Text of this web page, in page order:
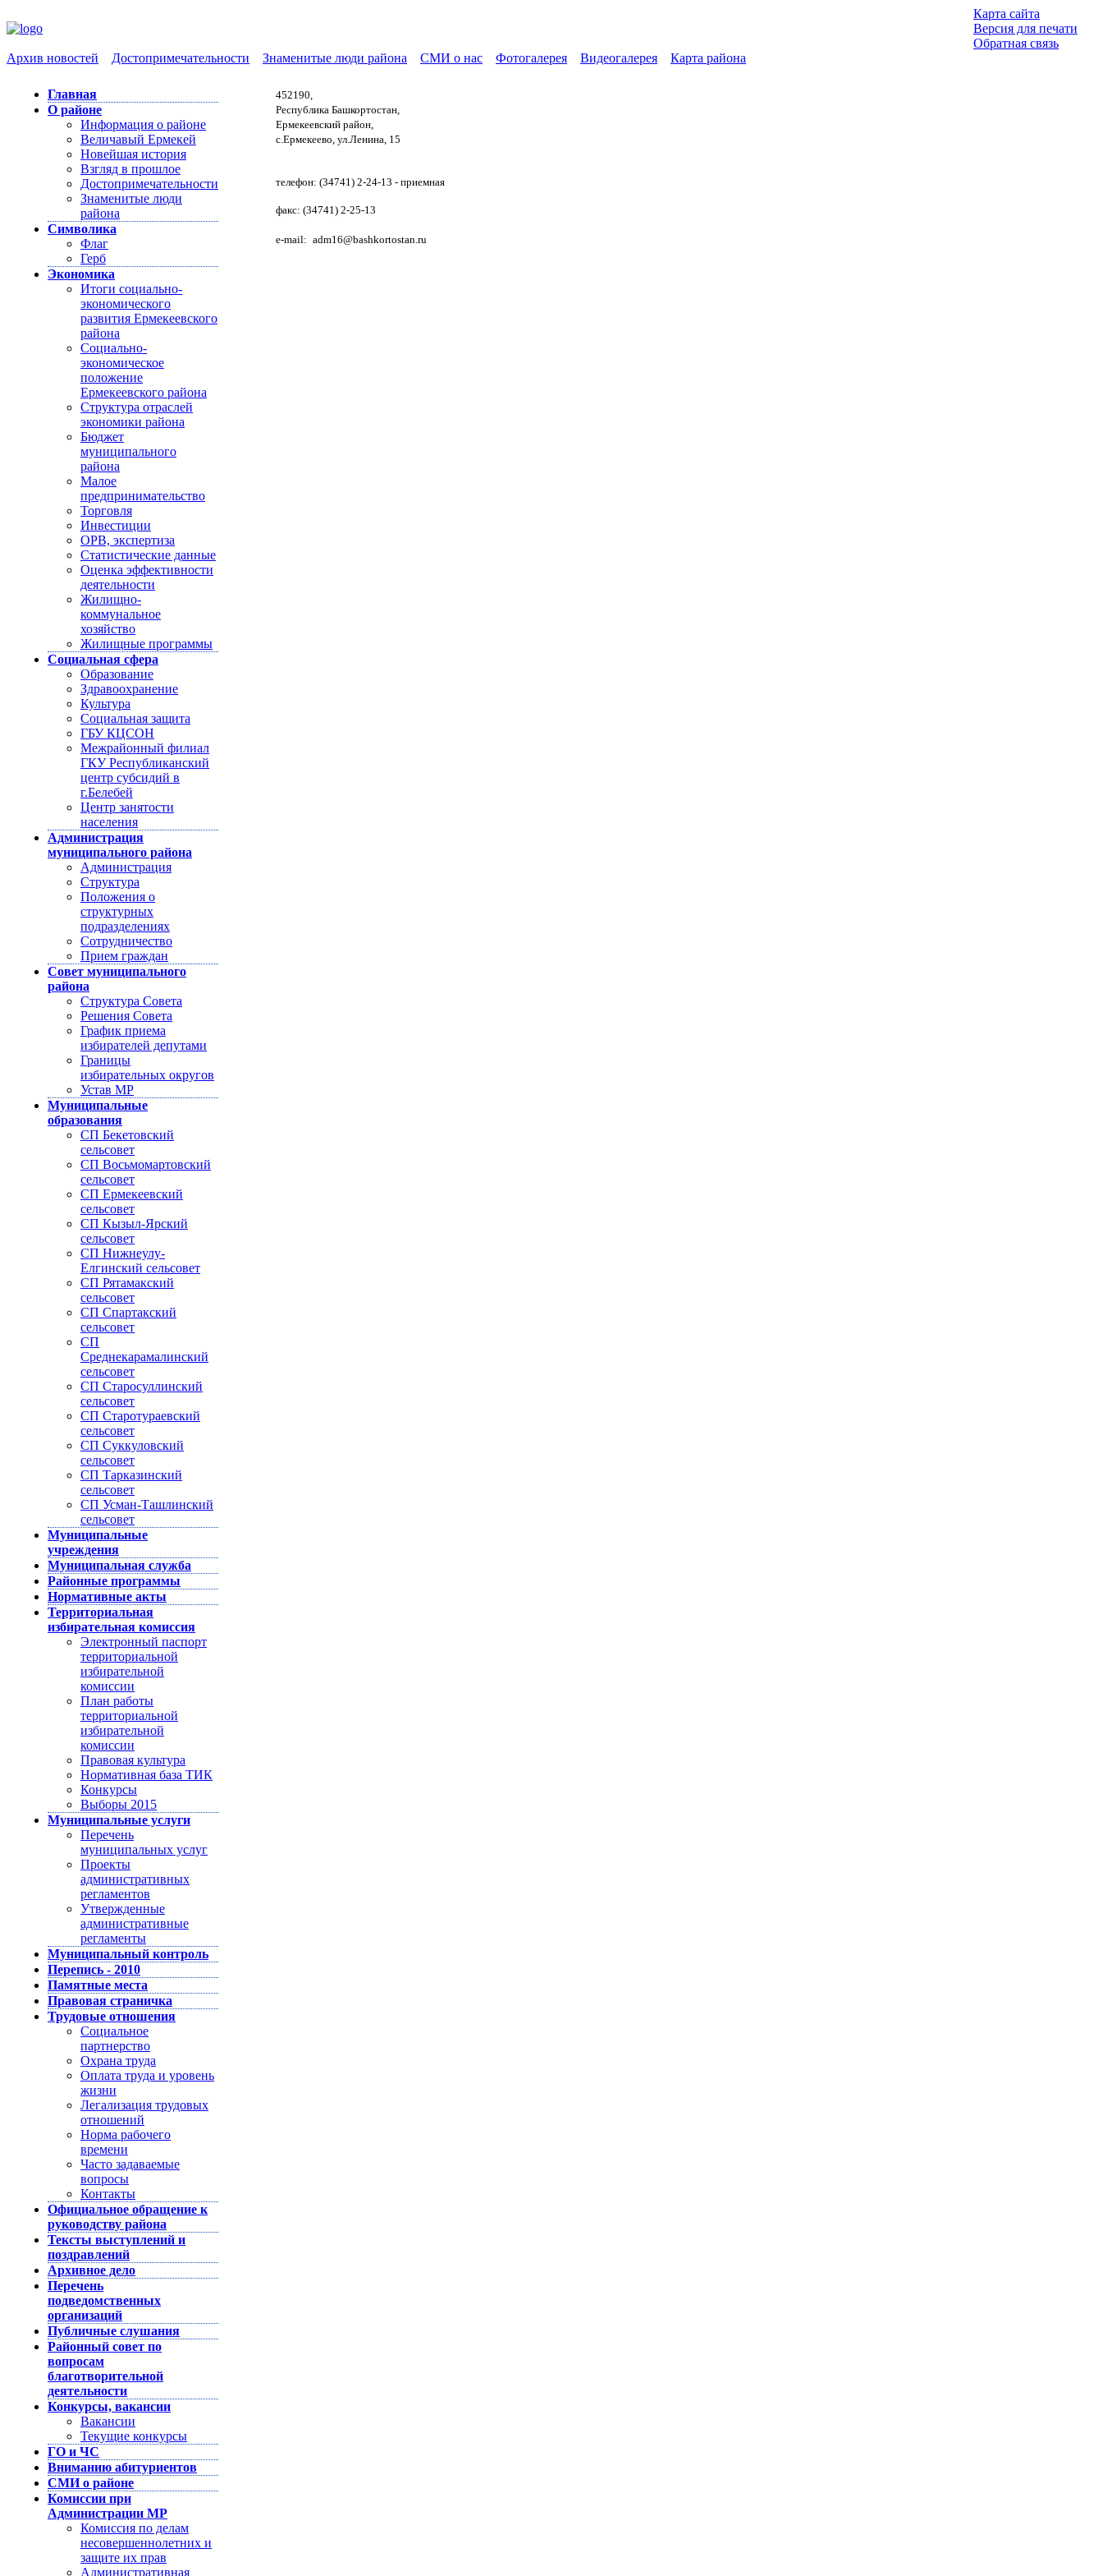
Карта сайта
Версия для печати
Обратная связь
Архив новостей
Достопримечательности Знаменитые люди района СМИ о нас Фотогалерея Видеогалерея Карта района
Главная
О районе
Информация о районе
Величавый Ермекей
Новейшая история
Взгляд в прошлое
Достопримечательности
Знаменитые люди
района
Символика
Флаг
Герб
Экономика
Итоги социально-
экономического
развития Ермекеевского
района
Социально-
экономическое
положение
Ермекеевского района
Структура отраслей
экономики района
Бюджет
муниципального
района
Малое
предпринимательство
Торговля
Инвестиции
ОРВ, экспертиза
Статистические данные
Оценка эффективности
деятельности
Жилищно-
коммунальное
хозяйство
Жилищные программы
Социальная сфера
Образование
Здравоохранение
Культура
Социальная защита
ГБУ КЦСОН
Межрайонный филиал
ГКУ Республиканский
центр субсидий в
г.Белебей
Центр занятости
населения
Администрация
муниципального района
Администрация
Структура
Положения о
структурных
подразделениях
Сотрудничество
Прием граждан
Совет муниципального
района
Структура Совета
Решения Совета
График приема
избирателей депутами
Границы
избирательных округов
Устав МР
Муниципальные
образования
СП Бекетовский
сельсовет
СП Восьмомартовский
сельсовет
СП Ермекеевский
сельсовет
СП Кызыл-Ярский
сельсовет
СП Нижнеулу-
Елгинский сельсовет
СП Рятамакский
сельсовет
СП Спартакский
сельсовет
СП
Среднекарамалинский
сельсовет
СП Старосуллинский
сельсовет
СП Старотураевский
сельсовет
СП Суккуловский
сельсовет
СП Тарказинский
сельсовет
СП Усман-Ташлинский
сельсовет
Муниципальные
учреждения
Муниципальная служба
Районные программы
Нормативные акты
Территориальная
избирательная комиссия
Электронный паспорт
территориальной
избирательной
комиссии
План работы
территориальной
избирательной
комиссии
Правовая культура
Нормативная база ТИК
Конкурсы
Выборы 2015
Муниципальные услуги
Перечень
муниципальных услуг
Проекты
административных
регламентов
Утвержденные
административные
регламенты
Муниципальный контроль
Перепись - 2010
Памятные места
Правовая страничка
Трудовые отношения
Социальное
партнерство
Охрана труда
Оплата труда и уровень
жизни
Легализация трудовых
отношений
Норма рабочего
времени
Часто задаваемые
вопросы
Контакты
Официальное обращение к
руководству района
Тексты выступлений и
поздравлений
Архивное дело
Перечень
подведомственных
организаций
Публичные слушания
Районный совет по
вопросам
благотворительной
деятельности
Конкурсы, вакансии
Вакансии
Текущие конкурсы
ГО и ЧС
Вниманию абитуриентов
СМИ о районе
Комиссии при
Администрации МР
Комиссия по делам
несовершеннолетних и
защите их прав
Административная
452190,
Республика Башкортостан,
Ермекеевский район,
с.Ермекеево, ул.Ленина, 15
телефон: (34741) 2-24-13 - приемная
факс: (34741) 2-25-13
e-mail: adm16@bashkortostan.ru